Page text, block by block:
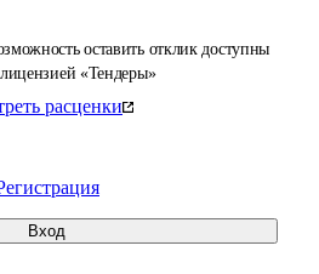
оставить отклик доступны
лицензией «Тендеры»
расценки
Вход